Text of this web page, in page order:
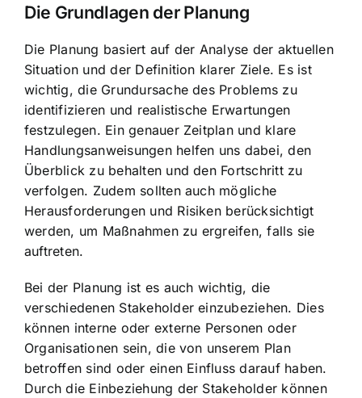
Die Grundlagen der Planung
Die Planung basiert auf der Analyse der aktuellen
Situation und der Definition klarer Ziele. Es ist
wichtig, die Grundursache des Problems zu
identifizieren und realistische Erwartungen
festzulegen. Ein genauer Zeitplan und klare
Handlungsanweisungen helfen uns dabei, den
Überblick zu behalten und den Fortschritt zu
verfolgen. Zudem sollten auch mögliche
Herausforderungen und Risiken berücksichtigt
werden, um Maßnahmen zu ergreifen, falls sie
auftreten.
Bei der Planung ist es auch wichtig, die
verschiedenen Stakeholder einzubeziehen. Dies
können interne oder externe Personen oder
Organisationen sein, die von unserem Plan
betroffen sind oder einen Einfluss darauf haben.
Durch die Einbeziehung der Stakeholder können